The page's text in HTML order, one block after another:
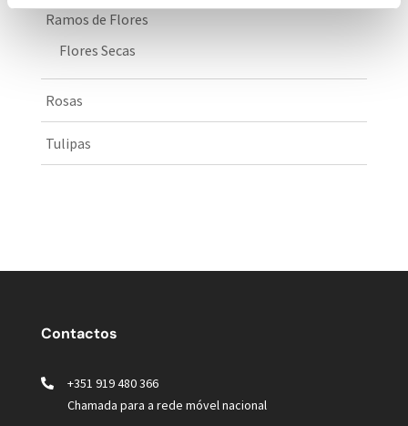
Ramos de Flores
Flores Secas
Rosas
Tulipas
Contactos
+351 919 480 366
Chamada para a rede móvel nacional